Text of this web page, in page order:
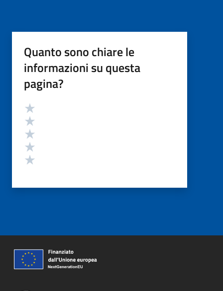
Quanto sono chiare le
informazioni su questa
pagina?
Valutazione